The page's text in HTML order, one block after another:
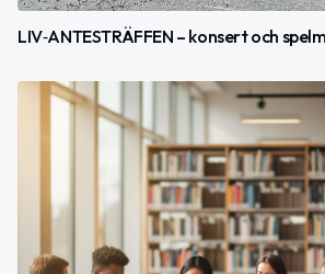
LIV‑ANTESTRÄFFEN – konsert och